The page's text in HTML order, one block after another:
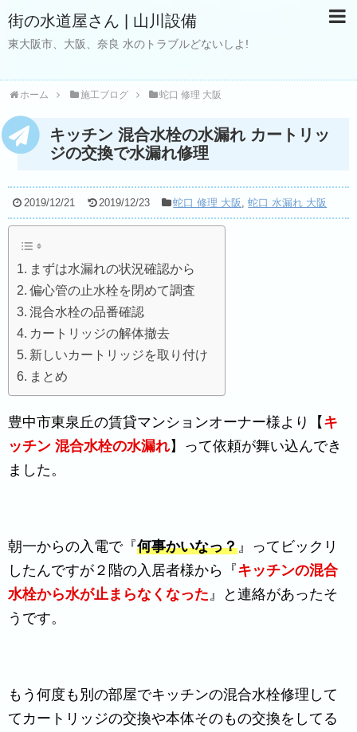
街の水道屋さん | 山川設備
東大阪市、大阪、奈良 水のトラブルどないしよ!
ホーム 施工ブログ 蛇口 修理 大阪
キッチン 混合水栓の水漏れ カートリッ
ジの交換で水漏れ修理
2019/12/21 2019/12/23 蛇口 修理 大阪 ,蛇口 水漏れ 大阪
まずは水漏れの状況確認から
偏心管の止水栓を閉めて調査
混合水栓の品番確認
カートリッジの解体撤去
新しいカートリッジを取り付け
まとめ
豊中市東泉丘の賃貸マンションオーナー様より【 キ
ッチン 混合水栓の水漏れ】って依頼が舞い込んでき
ました。
朝一からの入電で『何事かいなっ？』ってビックリ
したんですが２階の入居者様から『キッチンの混合
水栓から水が止まらなくなった』と連絡があったそ
うです。
もう何度も別の部屋でキッチンの混合水栓修理して
てカートリッジの交換や本体そのもの交換をしてる